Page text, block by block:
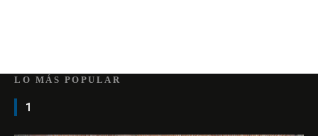
LO MÁS POPULAR
1